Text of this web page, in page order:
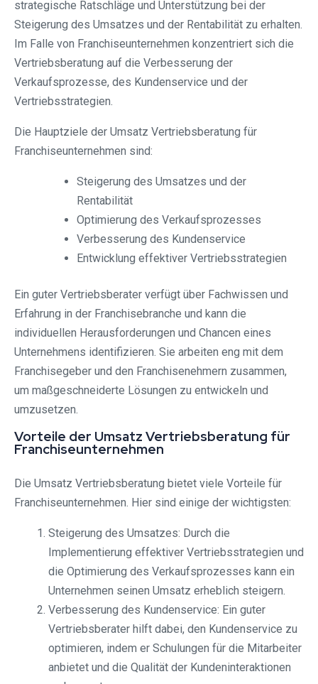
strategische Ratschläge und Unterstützung bei der
Steigerung des Umsatzes und der Rentabilität zu erhalten.
Im Falle von Franchiseunternehmen konzentriert sich die
Vertriebsberatung auf die Verbesserung der
Verkaufsprozesse, des Kundenservice und der
Vertriebsstrategien.
Die Hauptziele der Umsatz Vertriebsberatung für
Franchiseunternehmen sind:
Steigerung des Umsatzes und der
Rentabilität
Optimierung des Verkaufsprozesses
Verbesserung des Kundenservice
Entwicklung effektiver Vertriebsstrategien
Ein guter Vertriebsberater verfügt über Fachwissen und
Erfahrung in der Franchisebranche und kann die
individuellen Herausforderungen und Chancen eines
Unternehmens identifizieren. Sie arbeiten eng mit dem
Franchisegeber und den Franchisenehmern zusammen,
um maßgeschneiderte Lösungen zu entwickeln und
umzusetzen.
Vorteile der Umsatz Vertriebsberatung für
Franchiseunternehmen
Die Umsatz Vertriebsberatung bietet viele Vorteile für
Franchiseunternehmen. Hier sind einige der wichtigsten:
Steigerung des Umsatzes: Durch die
Implementierung effektiver Vertriebsstrategien und
die Optimierung des Verkaufsprozesses kann ein
Unternehmen seinen Umsatz erheblich steigern.
Verbesserung des Kundenservice: Ein guter
Vertriebsberater hilft dabei, den Kundenservice zu
optimieren, indem er Schulungen für die Mitarbeiter
anbietet und die Qualität der Kundeninteraktionen